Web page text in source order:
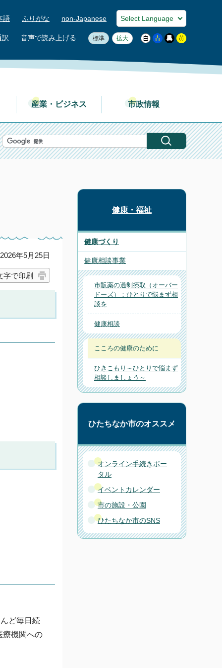
語 ふりがな non-Japanese
訳 音声で読み上げる 標準 拡大
産業・ビジネス 市政情報
年5月25日
字で印刷
ど毎日続
療機関への
健康・福祉
健康づくり
健康相談事業
市販薬の過剰摂取（オーバー
ドーズ）：ひとりで悩まず相
談を
健康相談
こころの健康のために
ひきこもり～ひとりで悩まず
相談しましょう～
ひたちなか市のオススメ
オンライン手続きポー
タル
イベントカレンダー
市の施設・公園
ひたちなか市のSNS